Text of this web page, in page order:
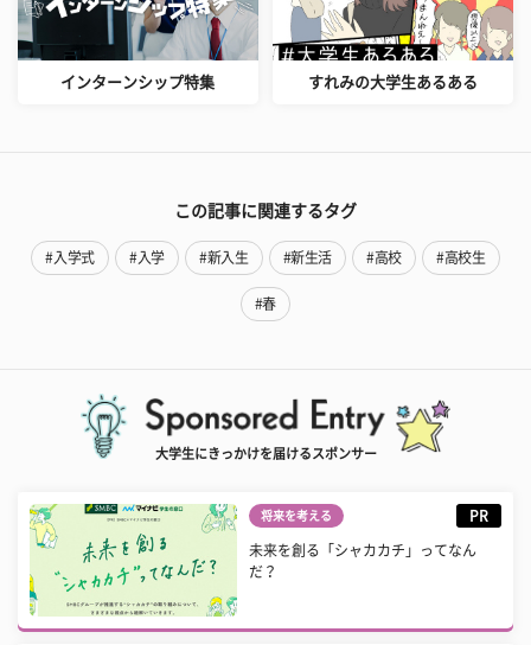
インターンシップ特集 すれみの大学生あるある
この記事に関連するタグ
#入学式 #入学 #新入生 #新生活 #高校 #高校生
#春
大学生にきっかけを届けるスポンサー
将来を考える PR
未来を創る「シャカカチ」ってなん
だ？